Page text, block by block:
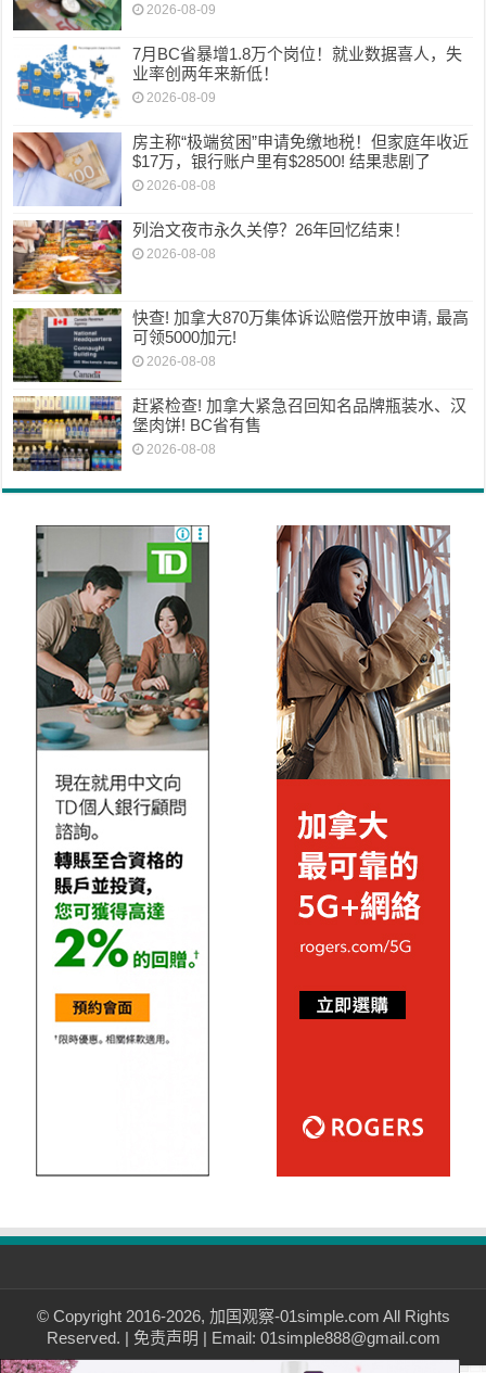
2026-08-09
7月BC省暴增1.8万个岗位！就业数据喜人，失
业率创两年来新低！
2026-08-09
房主称“极端贫困”申请免缴地税！但家庭年收近
$17万，银行账户里有$28500! 结果悲剧了
2026-08-08
列治文夜市永久关停？26年回忆结束！
2026-08-08
快查! 加拿大870万集体诉讼赔偿开放申请, 最高
可领5000加元!
2026-08-08
赶紧检查! 加拿大紧急召回知名品牌瓶装水、汉
堡肉饼! BC省有售
2026-08-08
© Copyright 2016-2026, 加国观察-01simple.com All Rights
Reserved. | 免责声明 | Email: 01simple888@gmail.com